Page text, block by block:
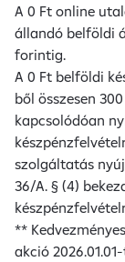
A 0 Ft online
állandó belföldi
forintig.
A 0 Ft belföldi
ből összesen
kapcsolódóan
szolgáltatás
36/A. § (4)
**
akció